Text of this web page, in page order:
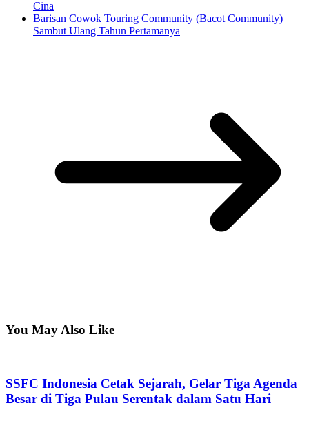
Cina
Barisan Cowok Touring Community (Bacot Community)
Sambut Ulang Tahun Pertamanya
You May Also Like
SSFC Indonesia Cetak Sejarah, Gelar Tiga Agenda
Besar di Tiga Pulau Serentak dalam Satu Hari